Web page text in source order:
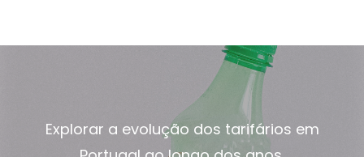
Explorar a evolução dos tarifários em